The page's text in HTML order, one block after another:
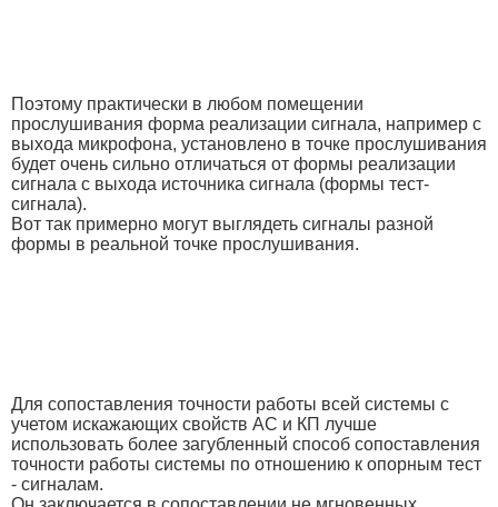
Поэтому практически в любом помещении
прослушивания форма реализации сигнала, например с
выхода микрофона, установлено в точке прослушивания
будет очень сильно отличаться от формы реализации
сигнала с выхода источника сигнала (формы тест-
сигнала).
Вот так примерно могут выглядеть сигналы разной
формы в реальной точке прослушивания.
Для сопоставления точности работы всей системы с
учетом искажающих свойств АС и КП лучше
использовать более загубленный способ сопоставления
точности работы системы по отношению к опорным тест
- сигналам.